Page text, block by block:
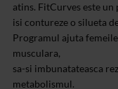
atins. FitCurves este
isi contureze o silueta
Programul ajuta femeile
musculara,
sa-si imbunatateasca
metabolismul.